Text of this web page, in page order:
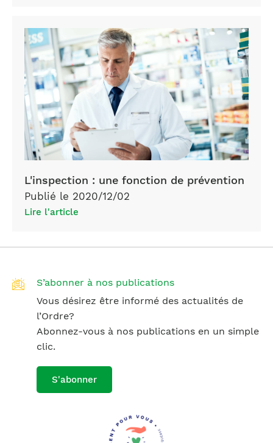
L'inspection : une fonction de prévention
Publié le 2020/12/02
Lire l'article
S’abonner à nos publications
Vous désirez être informé des actualités de
l’Ordre?
Abonnez-vous à nos publications en un simple
clic.
S'abonner